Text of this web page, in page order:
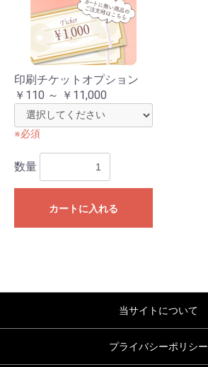
印刷チケットオプション
￥110 ～ ￥11,000
※必須
数量
カートに入れる
当サイトについて
プライバシーポリシー